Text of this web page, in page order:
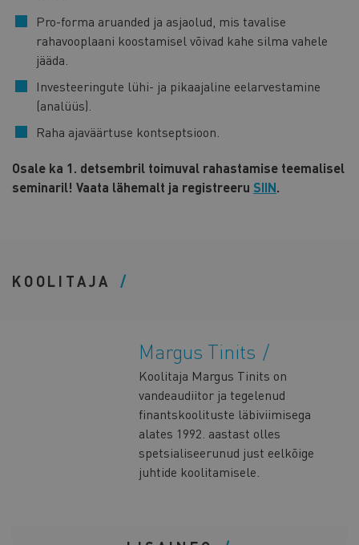
Pro-forma aruanded ja asjaolud, mis tavalise
rahavooplaani koostamisel võivad kahe silma vahele
jääda.
Investeeringute lühi- ja pikaajaline eelarvestamine
(analüüs).
Raha ajaväärtuse kontseptsioon.
Osale ka 1. detsembril toimuval rahastamise teemalisel
seminaril! Vaata lähemalt ja registreeru SIIN.
KOOLITAJA
Margus Tinits
Koolitaja Margus Tinits on
vandeaudiitor ja tegelenud
finantskoolituste läbiviimisega
alates 1992. aastast olles
spetsialiseerunud just eelkõige
juhtide koolitamisele.